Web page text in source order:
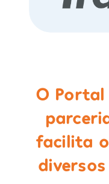
O
facilita